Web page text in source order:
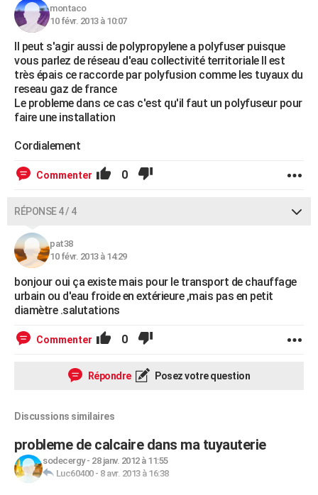
montaco
10 févr. 2013 à 10:07
Il peut s'agir aussi de polypropylene a polyfuser puisque
vous parlez de réseau d'eau collectivité territoriale Il est
très épais ce raccorde par polyfusion comme les tuyaux du
reseau gaz de france
Le probleme dans ce cas c'est qu'il faut un polyfuseur pour
faire une installation
Cordialement
Commenter 0
RÉPONSE 4 / 4
pat38
10 févr. 2013 à 14:29
bonjour oui ça existe mais pour le transport de chauffage
urbain ou d'eau froide en extérieure ,mais pas en petit
diamètre .salutations
Commenter 0
Répondre Posez votre question
Discussions similaires
probleme de calcaire dans ma tuyauterie
sodecergy- 28 janv. 2012 à 11:55
Luc60400- 8 avr. 2013 à 16:38